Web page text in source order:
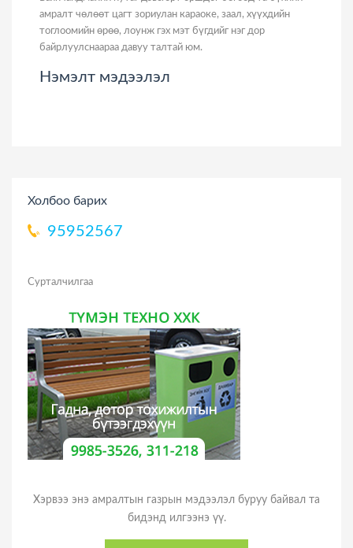
амралт чөлөөт цагт зориулан караоке, заал, хүүхдийн
тоглоомийн өрөө, лоунж гэх мэт бүгдийг нэг дор
байрлуулснаараа давуу талтай юм.
Нэмэлт мэдээлэл
Холбоо барих
95952567
Сурталчилгаа
Хэрвээ энэ амралтын газрын мэдээлэл буруу байвал та
бидэнд илгээнэ үү.